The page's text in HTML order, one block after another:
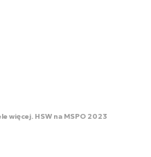
więcej. HSW na MSPO 2023